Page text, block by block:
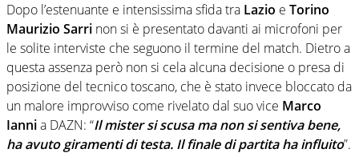
Dopo l’estenuante e intensissima sfida tra Lazio e Torino
Maurizio Sarri non si è presentato davanti ai microfoni per
le solite interviste che seguono il termine del match. Dietro a
questa assenza però non si cela alcuna decisione o presa di
posizione del tecnico toscano, che è stato invece bloccato da
un malore improvviso come rivelato dal suo vice Marco
Iannia DAZN: “Il mister si scusa ma non si sentiva bene,
ha avuto giramenti di testa. Il finale di partita ha influito”.